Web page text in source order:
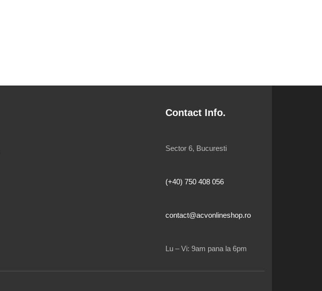
Contact Info.
Sector 6, Bucuresti
(+40) 750 408 056
contact@acvonlineshop.ro
Lu – Vi: 9am pana la 6pm